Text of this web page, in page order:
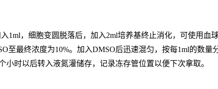
1ml，细胞变圆脱落后，加入2ml培养基终止消化，可使用血
至最终浓度为10%。加入DMSO后迅速混匀，按每1ml的数
时以后转入液氮灌储存，记录冻存管位置以便下次拿取。